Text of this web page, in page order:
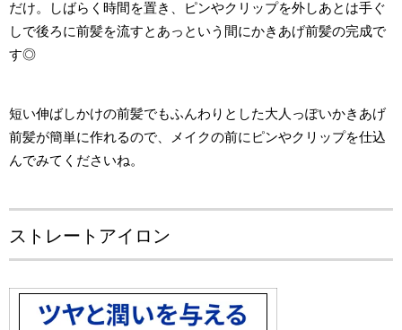
だけ。しばらく時間を置き、ピンやクリップを外しあとは手ぐ
しで後ろに前髪を流すとあっという間にかきあげ前髪の完成で
す◎
短い伸ばしかけの前髪でもふんわりとした大人っぽいかきあげ
前髪が簡単に作れるので、メイクの前にピンやクリップを仕込
んでみてくださいね。
ストレートアイロン